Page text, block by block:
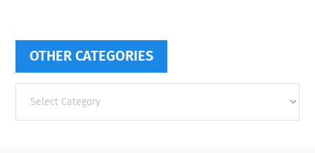
OTHER CATEGORIES
categories